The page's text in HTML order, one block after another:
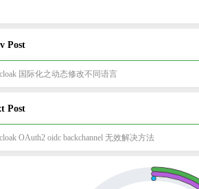
Post
国际化之动态修改不同语言
Post
OAuth2 oidc backchannel 无效解决方法